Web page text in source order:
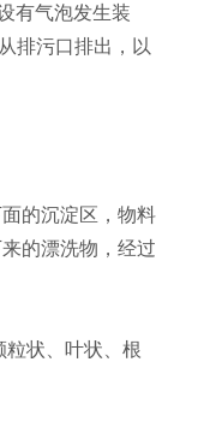
有气泡发生装
排污口排出，以
的沉淀区，物料
的漂洗物，经过
状、叶状、根